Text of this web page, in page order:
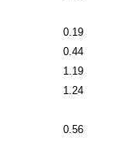
0.19
0.44
1.19
1.24
0.56